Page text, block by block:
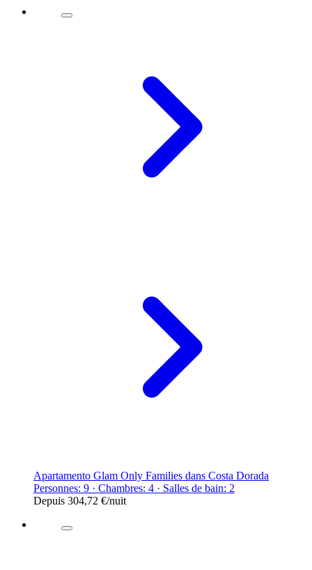
Apartamento Glam Only Families dans Costa Dorada
Personnes: 9 · Chambres: 4 · Salles de bain: 2
Depuis 304,72 €/nuit